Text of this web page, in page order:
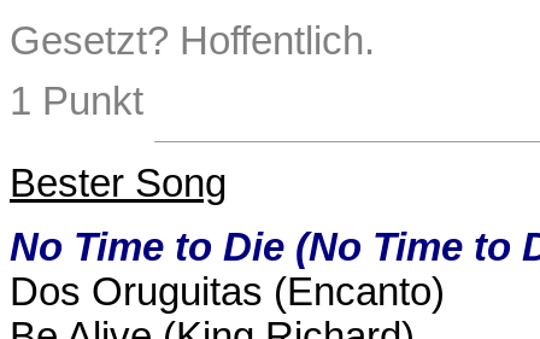
Gesetzt? Hoffentlich.
1 Punkt
Bester Song
No Time to Die (No Time to
Dos Oruguitas (Encanto)